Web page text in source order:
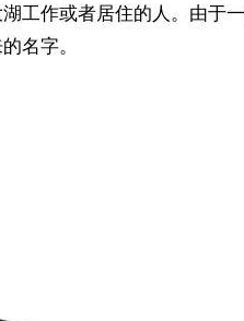
作或者居住的人。由于
名字。